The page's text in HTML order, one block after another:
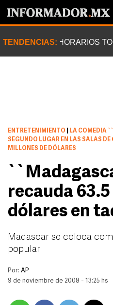
TENDENCIAS: HORARIOS
ENTRETENIMIENTO
LA COMEDIA
SEGUNDO LUGAR EN LAS SALAS DE
MILLONES DE DÓLARES
recauda
dólares en
Madascar se coloca
popular
Por: AP
9 de noviembre de 2008 - 13:25 hs